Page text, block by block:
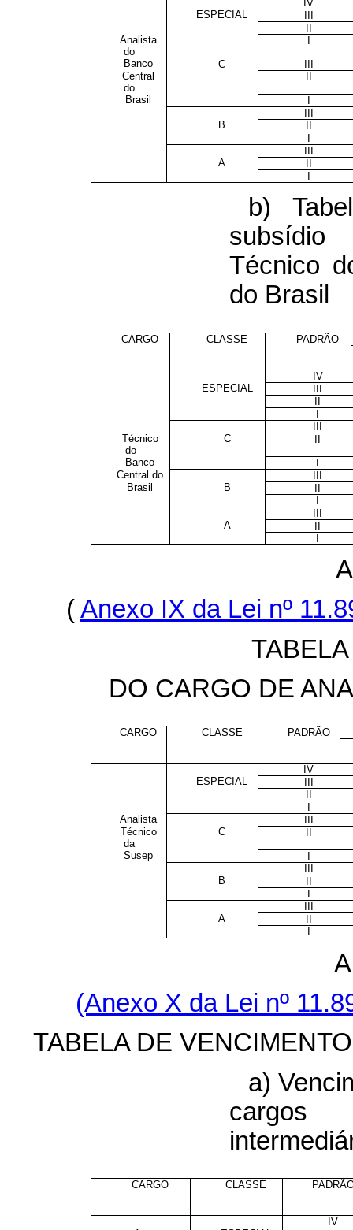
IV
ESPECIAL
Analista
do
Banco
C
Central
do
Brasil
B
A
b)
Técnico
do Brasil
CARGO CLASSE PADRÃO
IV
ESPECIAL
III
II
I
III
Técnico
do
C
II
Banco
I
Central do
III
Brasil
B
II
I
III
A
II
I
(Anexo IX da Lei nº
DO CARGO DE
CARGO CLASSE PADRÃO
IV
ESPECIAL
Analista
Técnico
da
C
Susep
B
A
(Anexo X da Lei nº
TABELA DE
a)
CARGO CLASSE
IV